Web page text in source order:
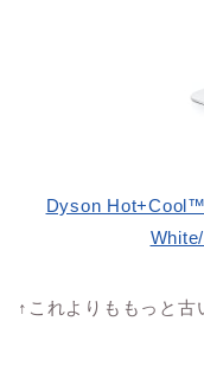
Dyson
↑これよりももっと古